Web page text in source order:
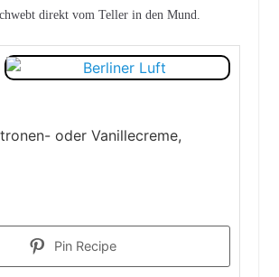
direkt vom Teller in den Mund.
oder Vanillecreme,
Pin Recipe